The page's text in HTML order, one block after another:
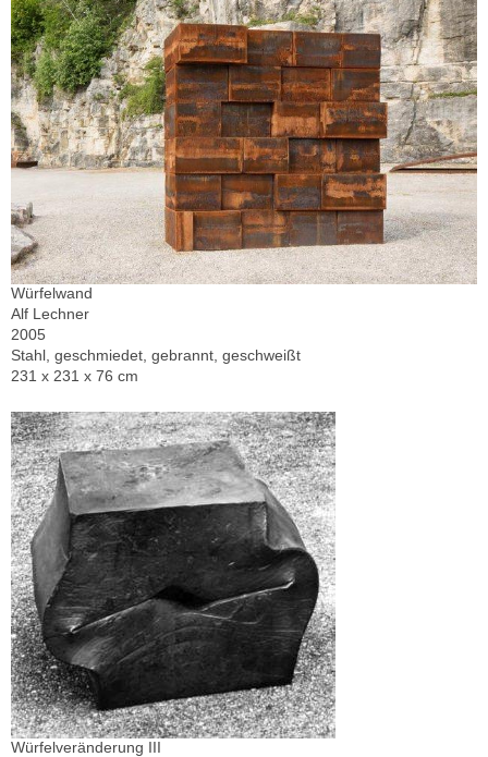
Würfelwand
Alf Lechner
2005
Stahl, geschmiedet, gebrannt, geschweißt
231 x 231 x 76 cm
Würfelveränderung III